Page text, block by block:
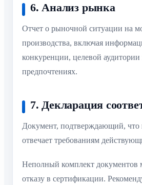
6. Анализ рынка
Отчет о рыночной ситуации на
производства, включая
конкуренции, целевой
предпочтениях.
7. Декларация
Документ, подтверждающий, что
отвечает требованиям
Неполный комплект документов
отказу в сертификации.